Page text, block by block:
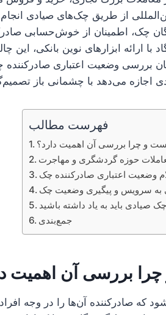
از طریق چک‌های صیادی انجام
چک، اطمینان از خوش‌حسابی
با ارائه ابزارهای نوین بانکی،
بررسی وضعیت اعتباری
اجازه می‌دهد با چشمانی باز
فهرست مطالب
و چرا بررسی آن اهمیت دارد؟
حوزه گردشگری و مهاجرت
وضعیت اعتباری صادرکننده چک
سرویس و پیگیری وضعیت چک
صیادی باید به یاد داشته باشید
جمع‌بندی
بررسی آن اهمیت
که صادرکننده آن‌ها را در وجه